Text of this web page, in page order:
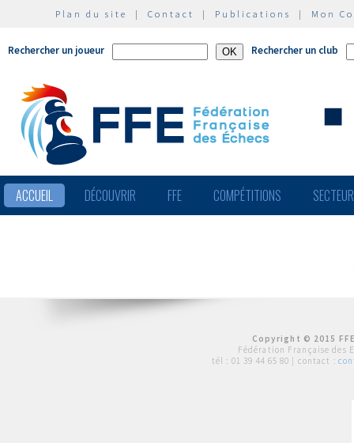
Plan du site | Contact | Publications | Mon
Rechercher un joueur Rechercher un club
ACCUEIL DÉCOUVRIR FFE COMPÉTITIONS
Copyright © 2015
Fédération Française des
tél : 01 39 44 65 80 | contact :